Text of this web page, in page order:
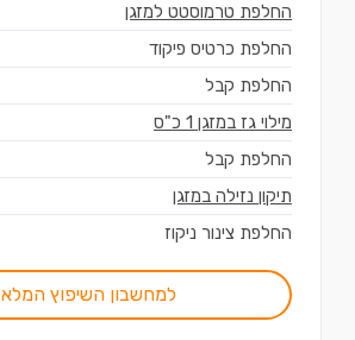
החלפת טרמוסטט למזגן
החלפת כרטיס פיקוד
החלפת קבל
מילוי גז במזגן 1 כ"ס
החלפת קבל
תיקון נזילה במזגן
החלפת צינור ניקוז
למחשבון השיפוץ המלא